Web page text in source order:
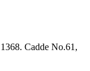
Cadde No.61,